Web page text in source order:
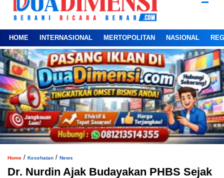
HOME INTERNASIONAL MERTOPOLITAN NASIONAL
Home / Kesehatan / News
Dr. Nurdin Ajak Budayakan PHBS Sejak